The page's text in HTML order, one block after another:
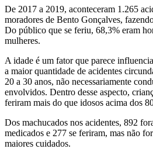
De 2017 a 2019, aconteceram 1.265
moradores de Bento Gonçalves,
Do público que se feriu, 68,3% eram
mulheres.
A idade é um fator que parece
a maior quantidade de acidentes
20 a 30 anos, não necessariamente
envolvidos. Dentro desse aspecto,
feriram mais do que idosos acima dos
Dos machucados nos acidentes, 892
medicados e 277 se feriram, mas não
maiores cuidados.